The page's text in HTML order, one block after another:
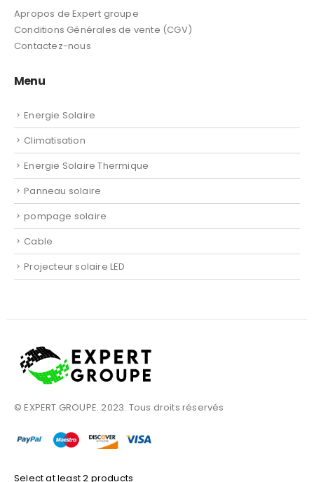
Apropos de Expert groupe
Conditions Générales de vente (CGV)
Contactez-nous
Menu
Energie Solaire
Climatisation
Energie Solaire Thermique
Panneau solaire
pompage solaire
Cable
Projecteur solaire LED
© EXPERT GROUPE. 2023. Tous droits réservés
Select at least 2 products